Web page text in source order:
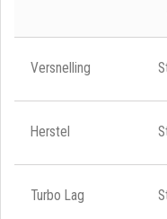
Versnelling
Herstel
Turbo Lag